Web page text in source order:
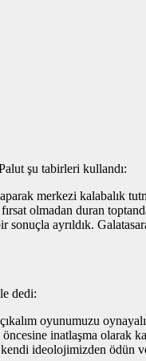
şu tabirleri kullandı:
merkezi kalabalık
olmadan duran
ayrıldık.
dedi:
oyunumuzu
inatlaşma olarak
ideolojimizden